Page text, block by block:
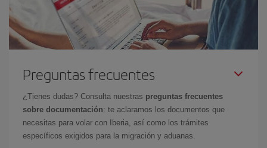
Preguntas frecuentes
¿Tienes dudas? Consulta nuestras preguntas frecuentes
sobre documentación: te aclaramos los documentos que
necesitas para volar con Iberia, así como los trámites
específicos exigidos para la migración y aduanas.